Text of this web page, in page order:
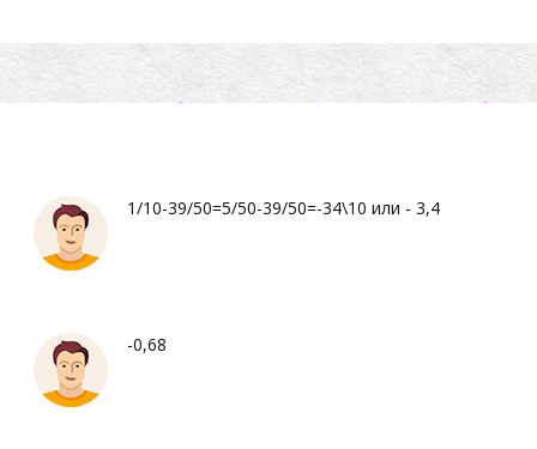
1/10-39/50=5/50-39/50=-34\10 или - 3,4
-0,68